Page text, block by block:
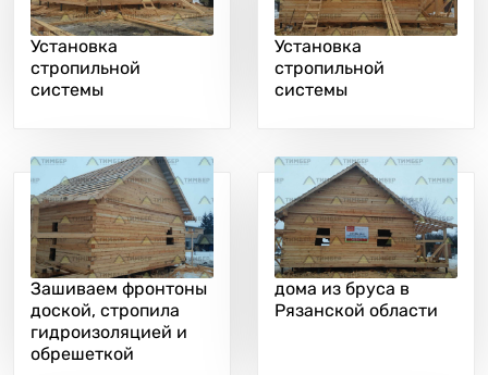
Установка
стропильной
системы
Установка
стропильной
системы
Зашиваем фронтоны
доской, стропила
гидроизоляцией и
обрешеткой
дома из бруса в
Рязанской области